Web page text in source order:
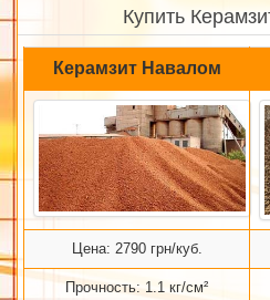
Купить
Керамзит Навалом
Цена: 2790 грн/куб.
Прочность: 1.1 кг/см²